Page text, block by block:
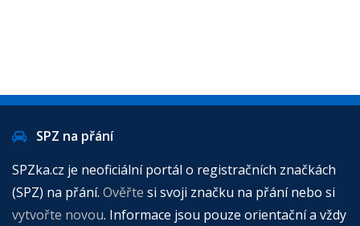
SPZ na přání
SPZka.cz je neoficiální portál o registračních značkách
(SPZ) na přání. Ověřte si svoji značku na přání nebo si
vytvořte novou. Informace jsou pouze orientační a vždy